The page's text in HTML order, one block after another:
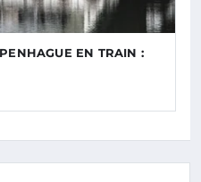
EN TRAIN :